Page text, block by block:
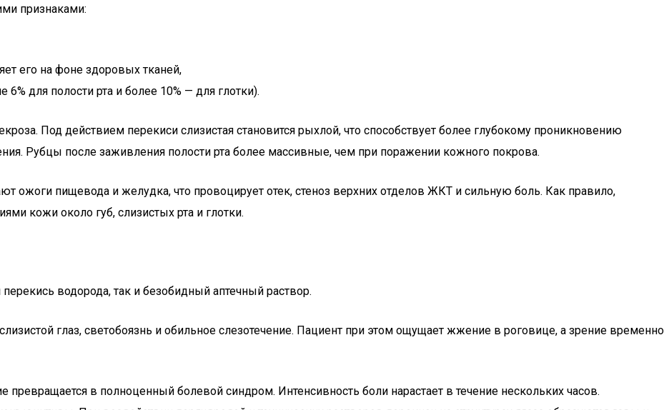
признаками:
его на фоне здоровых тканей,
для полости рта и более 10% — для глотки).
Под действием перекиси слизистая становится рыхлой, что способствует более глубокому проникновению
Рубцы после заживления полости рта более массивные, чем при поражении кожного покрова.
ожоги пищевода и желудка, что провоцирует отек, стеноз верхних отделов ЖКТ и сильную боль. Как правило,
кожи около губ, слизистых рта и глотки.
водорода, так и безобидный аптечный раствор.
глаз, светобоязнь и обильное слезотечение. Пациент при этом ощущает жжение в роговице, а зрение временно
в полноценный болевой синдром. Интенсивность боли нарастает в течение нескольких часов.